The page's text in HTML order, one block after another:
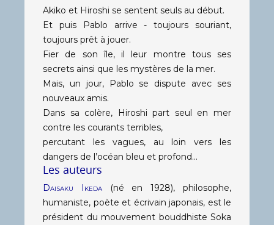
Akiko et Hiroshi se sentent seuls au début.
Et puis Pablo arrive - toujours souriant,
toujours prêt à jouer.
Fier de son île, il leur montre tous ses
secrets ainsi que les mystères de la mer.
Mais, un jour, Pablo se dispute avec ses
nouveaux amis.
Dans sa colère, Hiroshi part seul en mer
contre les courants terribles,
percutant les vagues, au loin vers les
dangers de l’océan bleu et profond…
Les auteurs
Daisaku Ikeda(né en 1928), philosophe,
humaniste, poète et écrivain japonais, est le
président du mouvement bouddhiste Soka